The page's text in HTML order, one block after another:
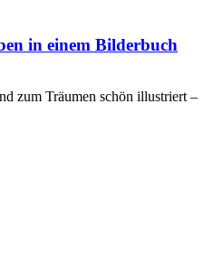
in einem Bilderbuch
zum Träumen schön illustriert –